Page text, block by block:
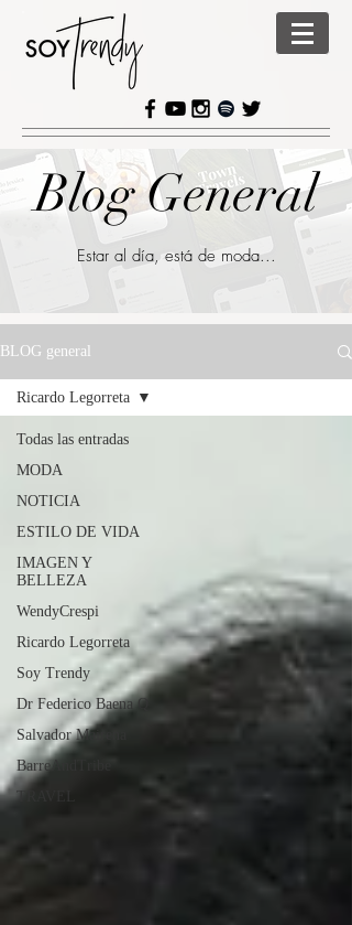
BLOG general
Todas las entradas
MODA
NOTICIA
ESTILO DE VIDA
IMAGEN Y
BELLEZA
WendyCrespi
Ricardo Legorreta
Soy Trendy
Dr Federico Baena Q
Salvador Mairena
BarreAndTribe
TRAVEL
Ricardo Legorreta
Blog General
Estar al día, está de moda...